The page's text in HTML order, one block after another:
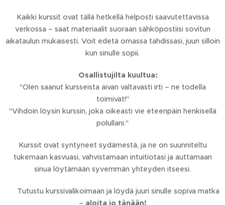
Kaikki kurssit ovat tällä hetkellä helposti saavutettavissa
verkossa – saat materiaalit suoraan sähköpostiisi sovitun
aikataulun mukaisesti. Voit edetä omassa tahdissasi, juuri silloin
kun sinulle sopii.
Osallistujilta kuultua:
"Olen saanut kursseista aivan valtavasti irti – ne todella
toimivat!"
"Vihdoin löysin kurssin, joka oikeasti vie eteenpäin henkisellä
polullani."
Kurssit ovat syntyneet sydämestä, ja ne on suunniteltu
tukemaan kasvuasi, vahvistamaan intuitiotasi ja auttamaan
sinua löytämään syvemmän yhteyden itseesi.
👇 Tutustu kurssivalikoimaan ja löydä juuri sinulle sopiva matka
– aloita jo tänään!